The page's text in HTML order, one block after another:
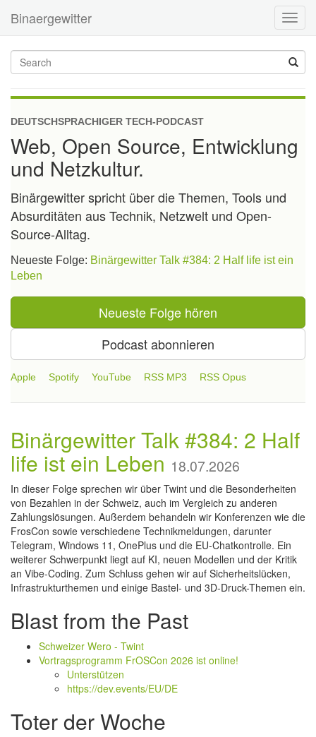
Binaergewitter
DEUTSCHSPRACHIGER TECH-PODCAST
Web, Open Source, Entwicklung
und Netzkultur.
Binärgewitter spricht über die Themen, Tools und
Absurditäten aus Technik, Netzwelt und Open-
Source-Alltag.
Neueste Folge: Binärgewitter Talk #384: 2 Half life ist ein
Leben
Neueste Folge hören
Podcast abonnieren
Apple Spotify YouTube RSS MP3 RSS Opus
Binärgewitter Talk #384: 2 Half
life ist ein Leben 18.07.2026
In dieser Folge sprechen wir über Twint und die Besonderheiten
von Bezahlen in der Schweiz, auch im Vergleich zu anderen
Zahlungslösungen. Außerdem behandeln wir Konferenzen wie die
FrosCon sowie verschiedene Technikmeldungen, darunter
Telegram, Windows 11, OnePlus und die EU-Chatkontrolle. Ein
weiterer Schwerpunkt liegt auf KI, neuen Modellen und der Kritik
an Vibe-Coding. Zum Schluss gehen wir auf Sicherheitslücken,
Infrastrukturthemen und einige Bastel- und 3D-Druck-Themen ein.
Blast from the Past
Schweizer Wero - Twint
Vortragsprogramm FrOSCon 2026 ist online!
Unterstützen
https://dev.events/EU/DE
Toter der Woche